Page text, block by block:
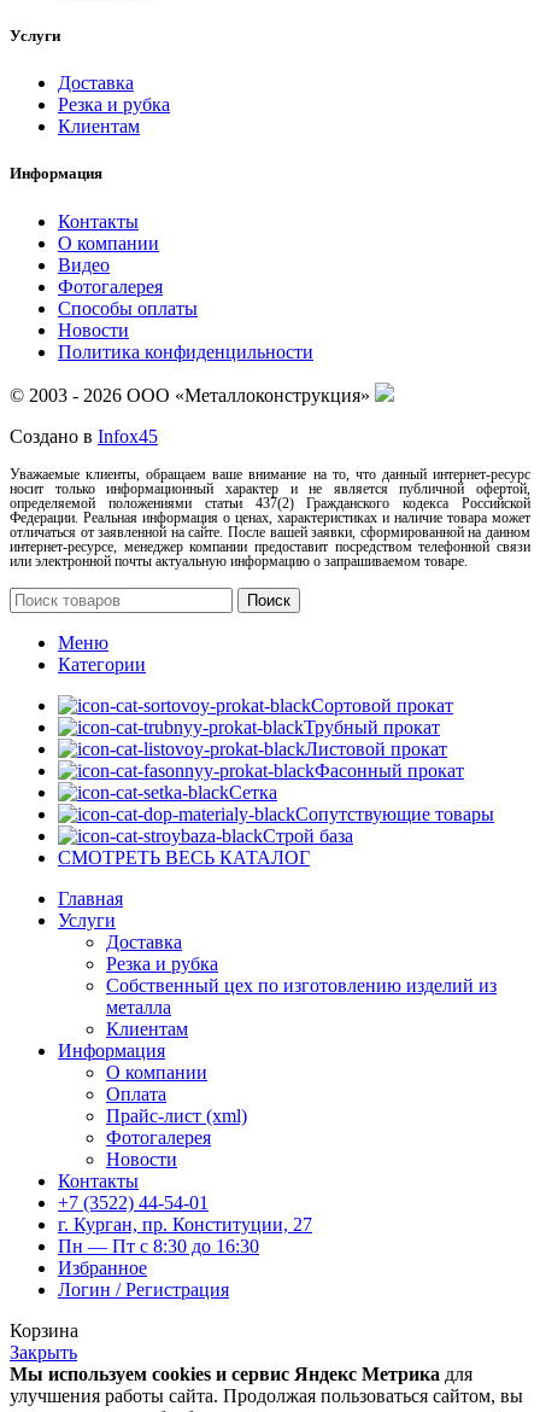
Услуги
Доставка
Резка и рубка
Клиентам
Информация
Контакты
О компании
Видео
Фотогалерея
Способы оплаты
Новости
Политика конфиденцильности
© 2003 - 2026 ООО «Металлоконструкция»
Создано в Infox45
Уважаемые клиенты, обращаем ваше внимание на то, что данный интернет-ресурс
носит только информационный характер и не является публичной офертой,
определяемой положениями статьи 437(2) Гражданского кодекса Российской
Федерации. Реальная информация о ценах, характеристиках и наличие товара может
отличаться от заявленной на сайте. После вашей заявки, сформированной на данном
интернет-ресурсе, менеджер компании предоставит посредством телефонной связи
или электронной почты актуальную информацию о запрашиваемом товаре.
Поиск
Меню
Категории
Сортовой прокат
Трубный прокат
Листовой прокат
Фасонный прокат
Сетка
Сопутствующие товары
Строй база
СМОТРЕТЬ ВЕСЬ КАТАЛОГ
Главная
Услуги
Доставка
Резка и рубка
Собственный цех по изготовлению изделий из
металла
Клиентам
Информация
О компании
Оплата
Прайс-лист (xml)
Фотогалерея
Новости
Контакты
+7 (3522) 44-54-01
г. Курган, пр. Конституции, 27
Пн — Пт с 8:30 до 16:30
Избранное
Логин / Регистрация
Корзина
Закрыть
Мы используем cookies и сервис Яндекс Метрика для
улучшения работы сайта. Продолжая пользоваться сайтом, вы